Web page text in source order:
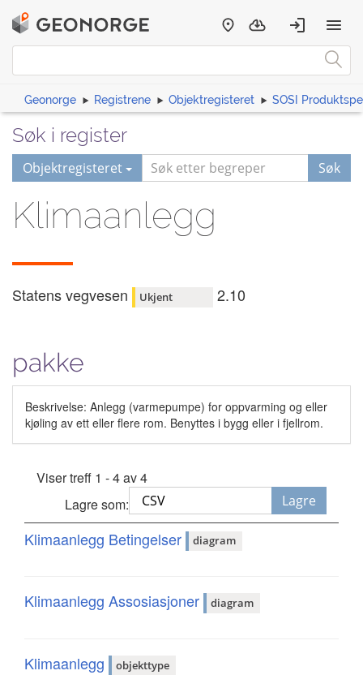
Geonorge Registrene Objektregisteret SOSI
Søk i register
Objektregisteret Søk
Klimaanlegg
Statens vegvesen Ukjent 2.10
pakke
Beskrivelse: Anlegg (varmepumpe) for oppvarming og eller
kjøling av ett eller flere rom. Benyttes i bygg eller i fjellrom.
Viser treff 1 - 4 av 4
Lagre som:
Lagre
Klimaanlegg Betingelser diagram
Klimaanlegg Assosiasjoner diagram
Klimaanlegg objekttype